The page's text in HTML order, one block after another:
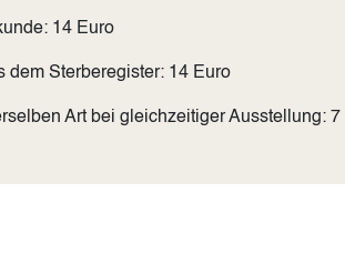
14 Euro
dem Sterberegister: 14 Euro
Art bei gleichzeitiger Ausstellung: 7